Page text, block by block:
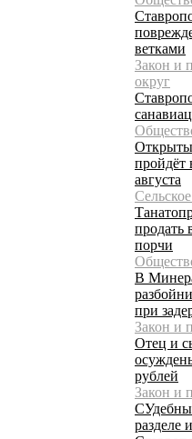
ветками
Закон и
округ
пройдёт
августа
продать
порчи
В
при
Закон и
Отец и
рублей
Закон и
разделе